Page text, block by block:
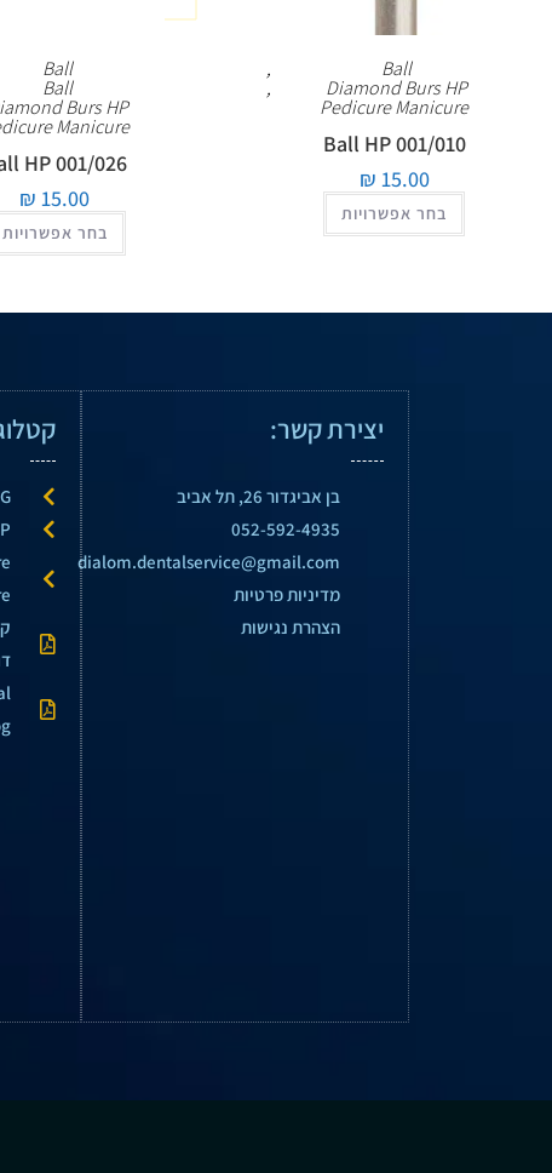
Ball
,
Diamond Burs HP
,
Pedicure Manicure
Ball HP 001/010
₪ 15.00
בחר אפשרויות
Ball
Ball
Burs HP
Manicure
HP 001/026
₪ 15.00
בחר אפשרויות
יצירת קשר:
בן אביגדור 26, תל אביב
052-592-4935
dialom.dentalservice@gmail.com
מדיניות פרטיות
הצהרת נגישות